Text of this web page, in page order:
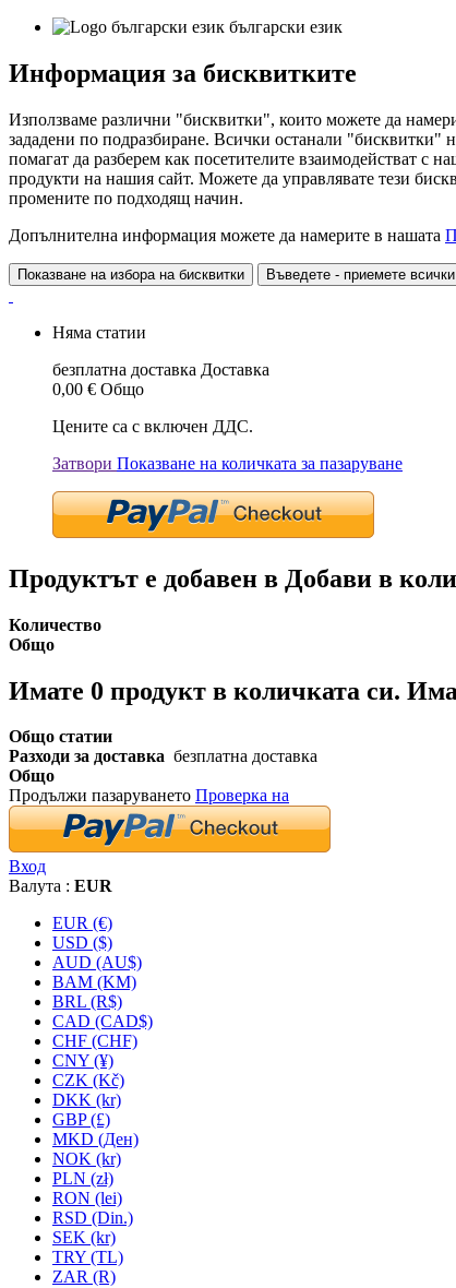
български език
Информация за бисквитките
Използваме различни "бисквитки", които можете да
зададени по подразбиране. Всички останали "бисквитки"
помагат да разберем как посетителите взаимодействат
продукти на нашия сайт. Можете да управлявате тези
промените по подходящ начин.
Допълнителна информация можете да намерите в нашата
Показване на избора на бисквитки Въведете - приемете
Няма статии
безплатна доставка Доставка
0,00 € Общо
Цените са с включен ДДС.
Затвори Показване на количката за пазаруване
Продуктът е добавен в Добави в
Количество
Общо
Имате 0 продукт в количката си. Има
Общо статии
Разходи за доставка безплатна доставка
Общо
Продължи пазаруването Проверка на
Вход
Валута : EUR
EUR (€)
USD ($)
AUD (AU$)
BAM (KM)
BRL (R$)
CAD (CAD$)
CHF (CHF)
CNY (¥)
CZK (Kč)
DKK (kr)
GBP (£)
MKD (Ден)
NOK (kr)
PLN (zł)
RON (lei)
RSD (Din.)
SEK (kr)
TRY (TL)
ZAR (R)